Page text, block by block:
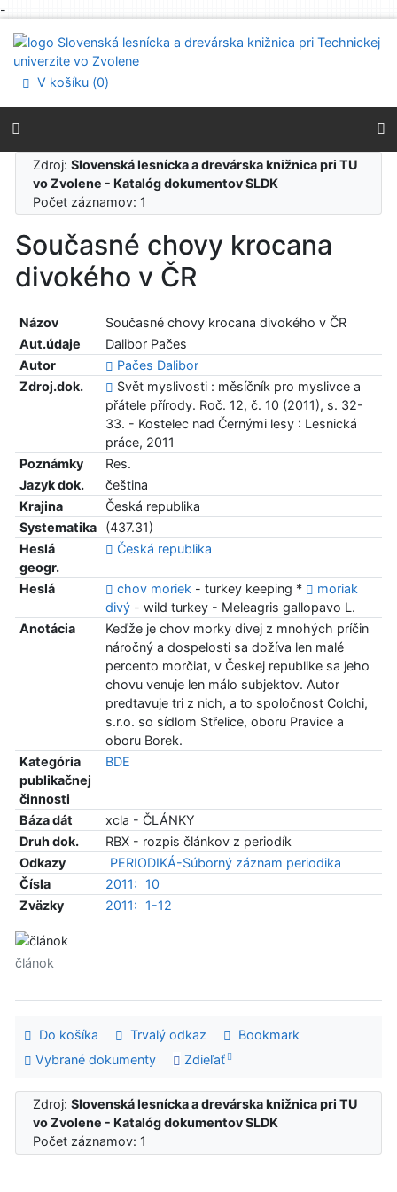
-
Prejsť na menu
Prehlásenie o webovej prístupnosti
V košíku (0)
Zdroj:Slovenská lesnícka a drevárska knižnica pri TU
vo Zvolene - Katalóg dokumentov SLDK
Počet záznamov: 1
Současné chovy krocana
divokého v ČR
Názov
Současné chovy krocana divokého v ČR
Aut.údaje
Dalibor Pačes
Autor
Pačes Dalibor
Zdroj.dok.
Svět myslivosti : měsíčník pro myslivce a
přátele přírody. Roč. 12, č. 10 (2011), s. 32-
33. - Kostelec nad Černými lesy : Lesnická
práce, 2011
Poznámky
Res.
Jazyk dok.
čeština
Krajina
Česká republika
Systematika
(437.31)
Heslá
geogr.
Česká republika
Heslá chov moriek- turkey keeping *
moriak
divý- wild turkey - Meleagris gallopavo L.
Anotácia
Keďže je chov morky divej z mnohých príčin
náročný a dospelosti sa dožíva len malé
percento morčiat, v Českej republike sa jeho
chovu venuje len málo subjektov. Autor
predtavuje tri z nich, a to spoločnost Colchi,
s.r.o. so sídlom Střelice, oboru Pravice a
oboru Borek.
Kategória
publikačnej
činnosti
BDE
Báza dát
xcla - ČLÁNKY
Druh dok.
RBX - rozpis článkov z periodík
Odkazy
PERIODIKÁ-Súborný záznam periodika
Čísla
2011:
10
Zväzky
2011: 1-12
článok
Do košíka Trvalý odkaz
Bookmark
Vybrané dokumenty
Zdieľať
Zdroj:Slovenská lesnícka a drevárska knižnica pri TU
vo Zvolene - Katalóg dokumentov SLDK
Počet záznamov: 1